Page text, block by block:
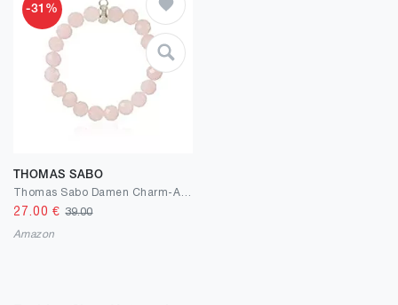
-31%
THOMAS SABO
27.00 €39.00
Amazon